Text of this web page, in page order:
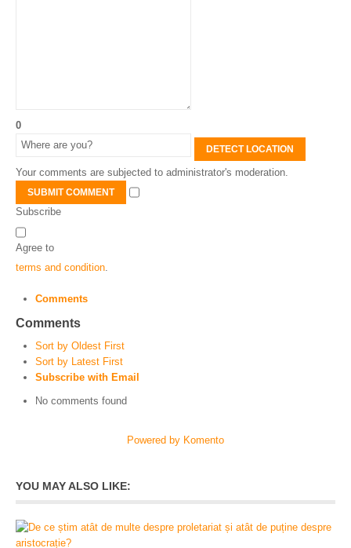
0
DETECT LOCATION
Your comments are subjected to administrator's moderation.
SUBMIT COMMENT
Subscribe
Agree to
terms and condition
Comments
Comments
Sort by Oldest First
Sort by Latest First
Subscribe with Email
No comments found
Powered by Komento
YOU MAY ALSO LIKE: